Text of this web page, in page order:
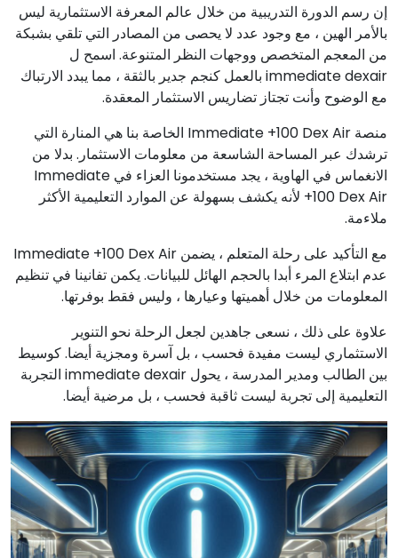
إن رسم الدورة التدريبية من خلال عالم المعرفة الاستثمارية ليس
بالأمر الهين ، مع وجود عدد لا يحصى من المصادر التي تلقي بشبكة
من المعجم المتخصص ووجهات النظر المتنوعة. اسمح ل
immediate dexair بالعمل كنجم جدير بالثقة ، مما يبدد الارتباك
مع الوضوح وأنت تجتاز تضاريس الاستثمار المعقدة.
منصة Immediate +100 Dex Air الخاصة بنا هي المنارة التي
ترشدك عبر المساحة الشاسعة من معلومات الاستثمار. بدلا من
الانغماس في الهاوية ، يجد مستخدمونا العزاء في Immediate
+100 Dex Air لأنه يكشف بسهولة عن الموارد التعليمية الأكثر
ملاءمة.
مع التأكيد على رحلة المتعلم ، يضمن Immediate +100 Dex Air
عدم ابتلاع المرء أبدا بالحجم الهائل للبيانات. يكمن تفانينا في تنظيم
المعلومات من خلال أهميتها وعيارها ، وليس فقط بوفرتها.
علاوة على ذلك ، نسعى جاهدين لجعل الرحلة نحو التنوير
الاستثماري ليست مفيدة فحسب ، بل آسرة ومجزية أيضا. كوسيط
بين الطالب ومدير المدرسة ، يحول immediate dexair التجربة
التعليمية إلى تجربة ليست ثاقبة فحسب ، بل مرضية أيضا.